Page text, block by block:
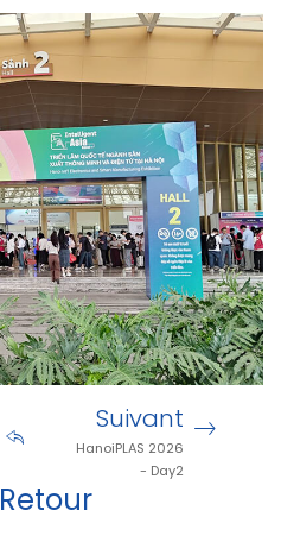
Retour
Suivant
HanoiPLAS 2026
- Day2